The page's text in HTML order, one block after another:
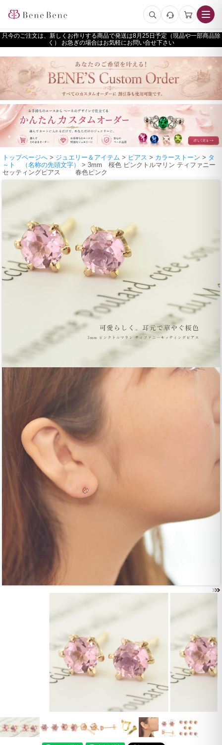
只今のご注文は、新しくお作りする商品で発送は
予定（現品や一部商品除
く） お急ぎの場合はお気軽にお問い合せ下さい
トップページへ > ジュエリー＆アイテム > ピアス > カラーストーン > タ
～ト （名称の先頭文字）
> 3mm 桜色 ピンクトルマリン ティファニー
セッティングピアス 春色ピンク